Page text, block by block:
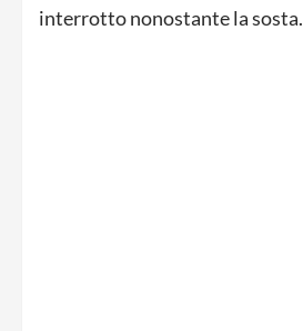
interrotto nonostante la sosta.